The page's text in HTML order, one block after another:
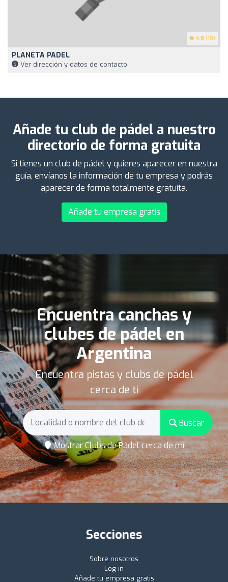
4.8 (18)
PLANETA PADEL
Ver dirección y datos de contacto
Añade tu club de pádel a nuestro
directorio de forma gratuita
Si tienes un club de pádel y quieres aparecer en nuestra
guía, envíanos la información de tu empresa y podrás
aparecer de forma totalmente gratuita.
Añade tu empresa gratis
Encuentra canchas y
clubes de pádel en
Argentina
Encuentra pistas y clubs de pádel
cerca de ti
Buscar
Mostrar Clubs de Pádel cerca de mí
Secciones
Sobre nosotros
Log in
Añade tu empresa gratis